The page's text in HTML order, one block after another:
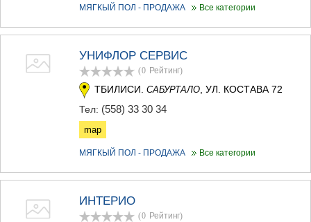
АХМЕТА
ГУРДЖААНИ
ДЕДОПЛИСЦКАРО
САГАРЕДЖО
МЦХЕТА-МТИАНЕТИ
ТИАНЕТИ
МЯГКЫЙ ПОЛ - ПРОДАЖА Все категории
УНИФЛОР СЕРВИС
(0 Рейтинг)
ТБИЛИСИ. САБУРТАЛО , УЛ. КОСТАВА 72
Тел: (558) 33 30 34
map
МЯГКЫЙ ПОЛ - ПРОДАЖА Все категории
ИНТЕРИО
(0 Рейтинг)